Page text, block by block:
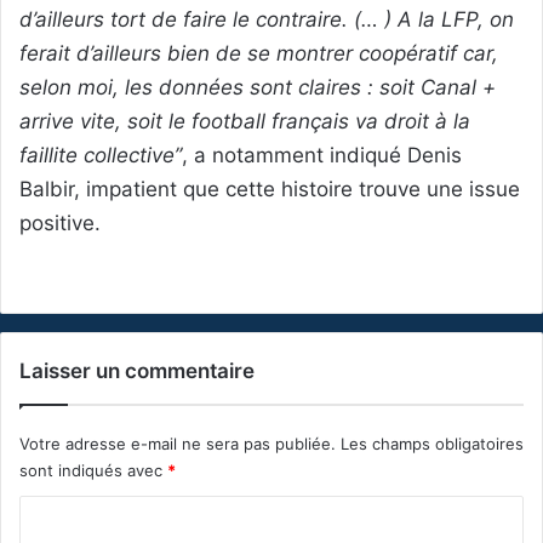
d’ailleurs tort de faire le contraire. (… ) A la LFP, on
ferait d’ailleurs bien de se montrer coopératif car,
selon moi, les données sont claires : soit Canal +
arrive vite, soit le football français va droit à la
faillite collective”, a notamment indiqué Denis
Balbir, impatient que cette histoire trouve une issue
positive.
Laisser un commentaire
Votre adresse e-mail ne sera pas publiée. Les champs obligatoires
sont indiqués avec *